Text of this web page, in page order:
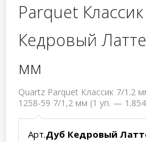
Parquet
Кедровый
мм
Quartz Parquet Классик 7/1.2
1258-59 7/1,2 мм (1 уп. —
Арт.Дуб Кедровый